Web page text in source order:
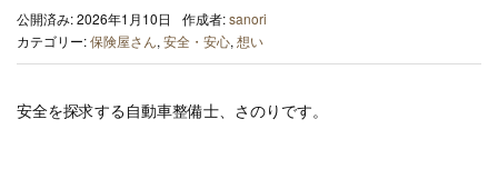
公開済み: 2026年1月10日 作成者:sanori
カテゴリー:保険屋さん, 安全・安心, 想い
安全を探求する自動車整備士、さのりです。